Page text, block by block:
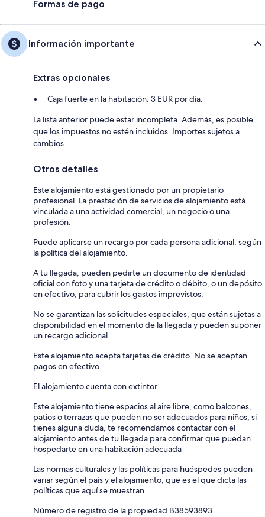
Formas de pago
Información importante
Extras opcionales
Caja fuerte en la habitación: 3 EUR por día.
La lista anterior puede estar incompleta. Además, es posible
que los impuestos no estén incluidos. Importes sujetos a
cambios.
Otros detalles
Este alojamiento está gestionado por un propietario
profesional. La prestación de servicios de alojamiento está
vinculada a una actividad comercial, un negocio o una
profesión.
Puede aplicarse un recargo por cada persona adicional, según
la política del alojamiento.
A tu llegada, pueden pedirte un documento de identidad
oficial con foto y una tarjeta de crédito o débito, o un depósito
en efectivo, para cubrir los gastos imprevistos.
No se garantizan las solicitudes especiales, que están sujetas a
disponibilidad en el momento de la llegada y pueden suponer
un recargo adicional.
Este alojamiento acepta tarjetas de crédito. No se aceptan
pagos en efectivo.
El alojamiento cuenta con extintor.
Este alojamiento tiene espacios al aire libre, como balcones,
patios o terrazas que pueden no ser adecuados para niños; si
tienes alguna duda, te recomendamos contactar con el
alojamiento antes de tu llegada para confirmar que puedan
hospedarte en una habitación adecuada
Las normas culturales y las políticas para huéspedes pueden
variar según el país y el alojamiento, que es el que dicta las
políticas que aquí se muestran.
Número de registro de la propiedad B38593893